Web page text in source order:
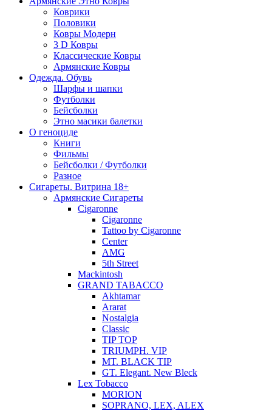
Коврики
Половики
Ковры Модерн
3 D Ковры
Классические Ковры
Армянские Ковры
Одежда. Обувь
Шарфы и шапки
Футболки
Бейсболки
Этно масики балетки
О геноциде
Книги
Фильмы
Бейсболки / Футболки
Разное
Сигареты. Витрина 18+
Армянские Сигареты
Cigaronne
Cigaronne
Tattoo by Cigaronne
Center
AMG
5th Street
Mackintosh
GRAND TABACCO
Akhtamar
Ararat
Nostalgia
Classic
TIP TOP
TRIUMPH. VIP
MT. BLACK TIP
GT. Elegant. New Bleck
Lex Tobacco
MORION
SOPRANO, LEX, ALEX